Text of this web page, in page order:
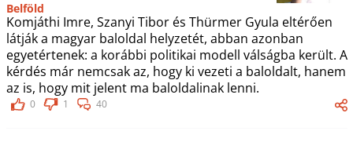
Belföld
Komjáthi Imre, Szanyi Tibor és Thürmer Gyula eltérően
látják a magyar baloldal helyzetét, abban azonban
egyetértenek: a korábbi politikai modell válságba került. A
kérdés már nemcsak az, hogy ki vezeti a baloldalt, hanem
az is, hogy mit jelent ma baloldalinak lenni.
0 1 40